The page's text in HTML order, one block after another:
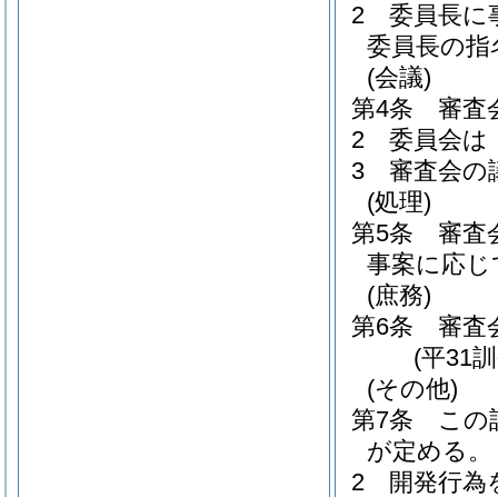
2
委員長に
委員長の
(会議)
第4条
審査
2
委員会は
3
審査会の
(処理)
第5条
審査
事案に応
(庶務)
第6条
審査
(平31
(その他)
第7条
この
が定める。
2
開発行為